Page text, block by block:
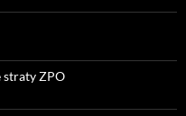
straty ZPO